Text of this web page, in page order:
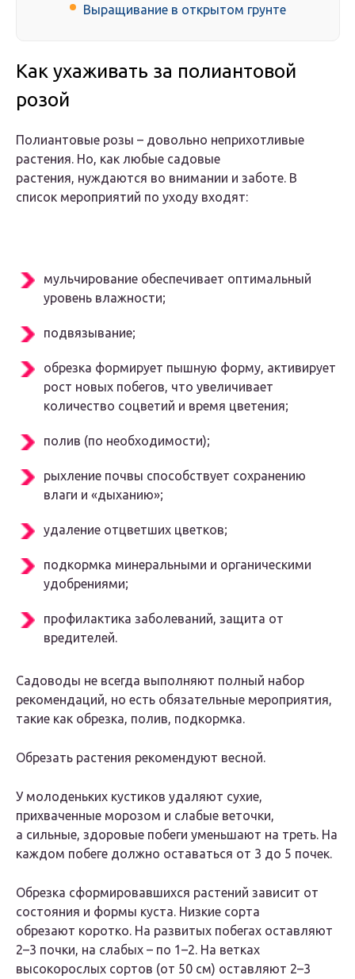
Выращивание в открытом грунте
Как ухаживать за полиантовой
розой
Полиантовые розы – довольно неприхотливые
растения. Но, как любые садовые
растения, нуждаются во внимании и заботе. В
список мероприятий по уходу входят:
мульчирование обеспечивает оптимальный
уровень влажности;
подвязывание;
обрезка формирует пышную форму, активирует
рост новых побегов, что увеличивает
количество соцветий и время цветения;
полив (по необходимости);
рыхление почвы способствует сохранению
влаги и «дыханию»;
удаление отцветших цветков;
подкормка минеральными и органическими
удобрениями;
профилактика заболеваний, защита от
вредителей.
Садоводы не всегда выполняют полный набор
рекомендаций, но есть обязательные мероприятия,
такие как обрезка, полив, подкормка.
Обрезать растения рекомендуют весной.
У молоденьких кустиков удаляют сухие,
прихваченные морозом и слабые веточки,
а сильные, здоровые побеги уменьшают на треть. На
каждом побеге должно оставаться от 3 до 5 почек.
Обрезка сформировавшихся растений зависит от
состояния и формы куста. Низкие сорта
обрезают коротко. На развитых побегах оставляют
2–3 почки, на слабых – по 1–2. На ветках
высокорослых сортов (от 50 см) оставляют 2–3